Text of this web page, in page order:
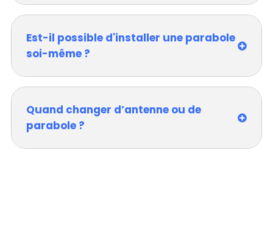
Est-il possible d'installer une parabole
soi-même ?
Quand changer d’antenne ou de
parabole ?